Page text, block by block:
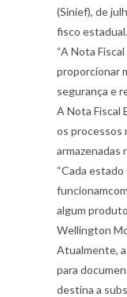
(Sinief), de
fisco estadual.
“A Nota
proporcionar
segurança e
A Nota Fiscal
os processos
armazenadas
“Cada
algum
Wellington
Atualmente,
para
destina a